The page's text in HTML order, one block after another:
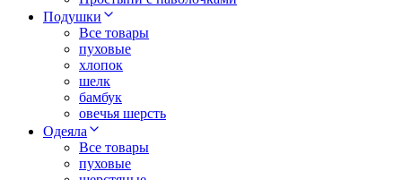
Подушки
Все товары
пуховые
хлопок
шелк
бамбук
овечья шерсть
Одеяла
Все товары
пуховые